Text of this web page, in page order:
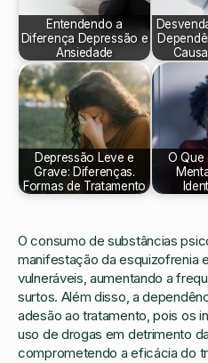
Entendendo a
Diferença Depressão e
Ansiedade
Depressão Leve e
Grave: Diferenças.
Formas de Tratamento
O Que
O consumo de substâncias
manifestação da esquizofrenia
vulneráveis, aumentando a
surtos. Além disso, a
adesão ao tratamento, pois os
uso de drogas em detrimento
comprometendo a eficácia do